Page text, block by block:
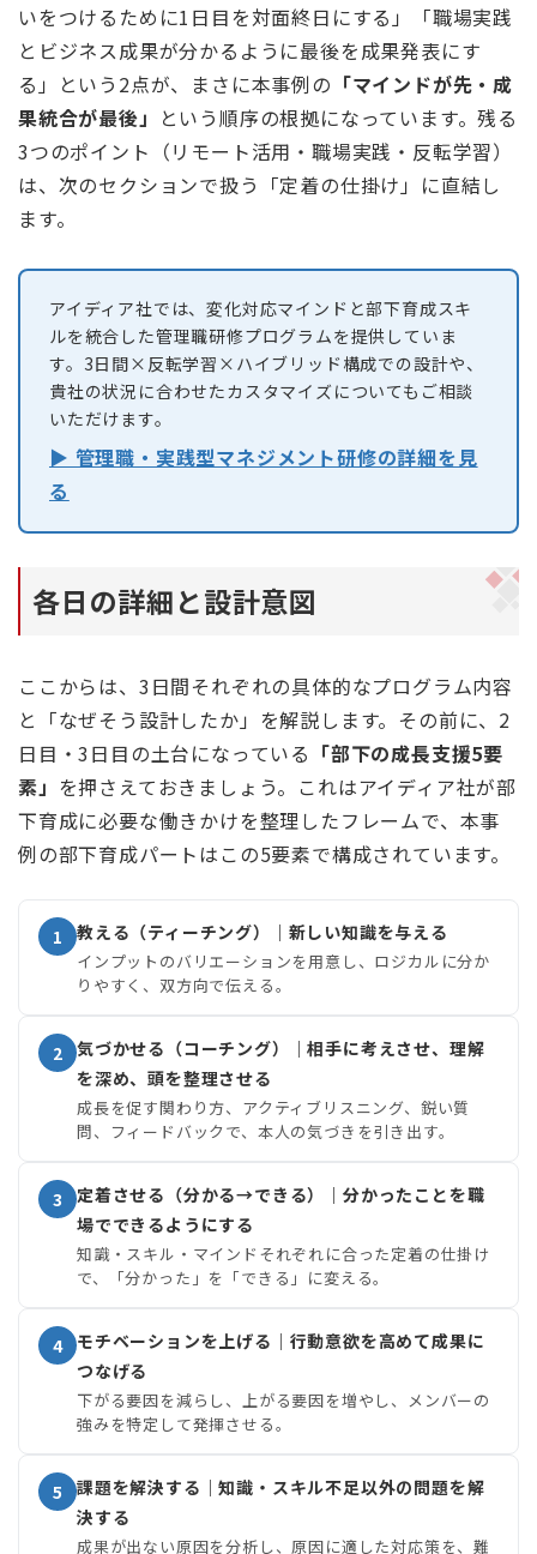
いをつけるために1日目を対面終日にする」「職場実践
とビジネス成果が分かるように最後を成果発表にす
る」という2点が、まさに本事例の 「マインドが先・成
果統合が最後」 という順序の根拠になっています。残る
3つのポイント（リモート活用・職場実践・反転学習）
は、次のセクションで扱う「定着の仕掛け」に直結し
ます。
アイディア社では、変化対応マインドと部下育成スキ
ルを統合した管理職研修プログラムを提供していま
す。3日間×反転学習×ハイブリッド構成での設計や、
貴社の状況に合わせたカスタマイズについてもご相談
いただけます。
▶ 管理職・実践型マネジメント研修の詳細を見
る
各日の詳細と設計意図
ここからは、3日間それぞれの具体的なプログラム内容
と「なぜそう設計したか」を解説します。その前に、2
日目・3日目の土台になっている 「部下の成長支援5要
素」 を押さえておきましょう。これはアイディア社が部
下育成に必要な働きかけを整理したフレームで、本事
例の部下育成パートはこの5要素で構成されています。
1 教える（ティーチング）｜新しい知識を与える
インプットのバリエーションを用意し、ロジカルに分か
りやすく、双方向で伝える。
2 気づかせる（コーチング）｜相手に考えさせ、理解
を深め、頭を整理させる
成長を促す関わり方、アクティブリスニング、鋭い質
問、フィードバックで、本人の気づきを引き出す。
3
定着させる（分かる→できる）｜分かったことを職
場でできるようにする
知識・スキル・マインドそれぞれに合った定着の仕掛け
で、「分かった」を「できる」に変える。
4
モチベーションを上げる｜行動意欲を高めて成果に
つなげる
下がる要因を減らし、上がる要因を増やし、メンバーの
強みを特定して発揮させる。
5
課題を解決する｜知識・スキル不足以外の問題を解
決する
成果が出ない原因を分析し、原因に適した対応策を、難